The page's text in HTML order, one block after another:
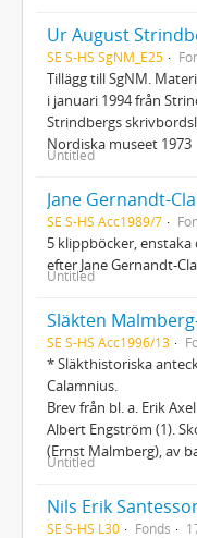
Ur August
SE S-HS SgNM_E25
Tillägg till SgNM.
i januari 1994 från
Strindbergs
Nordiska museet 1973
Untitled
SE S-HS Acc1989/7
5 klippböcker,
efter Jane Gernandt-
Untitled
SE S-HS Acc1996/13
* Släkthistoriska
Calamnius.
Brev från bl. a. Erik
Albert Engström (1).
(Ernst Malmberg), av
Untitled
Nils Erik
SE S-HS L30 Fonds